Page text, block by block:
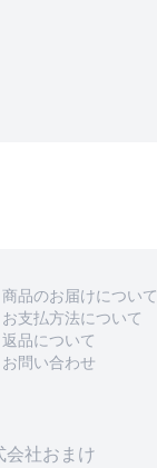
商品のお届けについて
お支払方法について
返品について
お問い合わせ
社おまけ